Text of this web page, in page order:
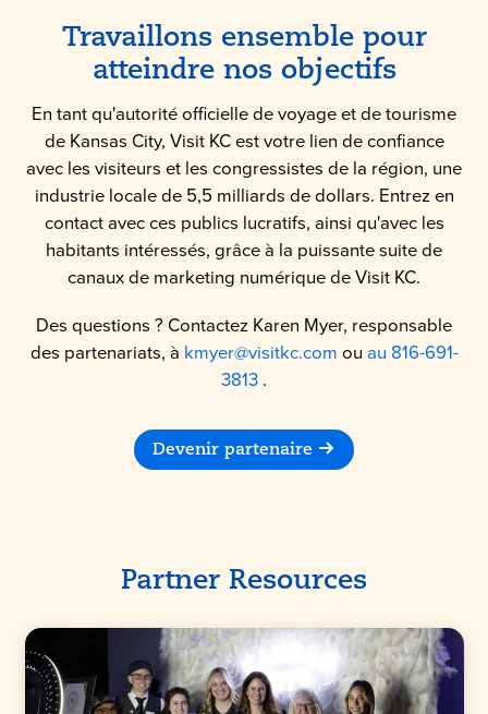
Travaillons ensemble pour
atteindre nos objectifs
En tant qu'autorité officielle de voyage et de tourisme
de Kansas City, Visit KC est votre lien de confiance
avec les visiteurs et les congressistes de la région, une
industrie locale de 5,5 milliards de dollars. Entrez en
contact avec ces publics lucratifs, ainsi qu'avec les
habitants intéressés, grâce à la puissante suite de
canaux de marketing numérique de Visit KC.
Des questions ? Contactez Karen Myer, responsable
des partenariats, à kmyer@visitkc.com ou au 816-691-
3813 .
Devenir partenaire
Partner Resources